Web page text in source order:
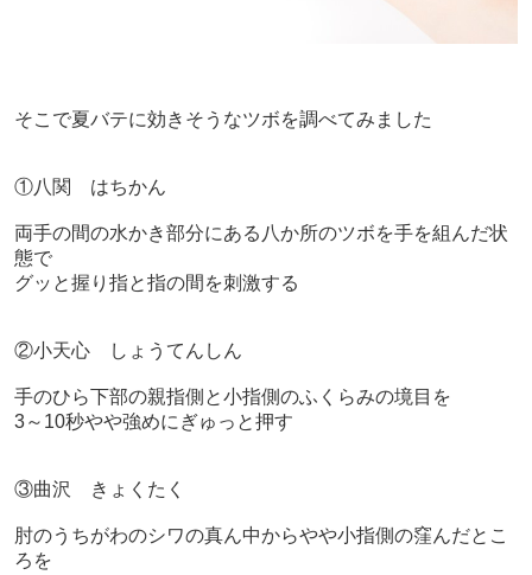
そこで夏バテに効きそうなツボを調べてみました
①八関 はちかん
両手の間の水かき部分にある八か所のツボを手を組んだ状
態で
グッと握り指と指の間を刺激する
②小天心 しょうてんしん
手のひら下部の親指側と小指側のふくらみの境目を
3～10秒やや強めにぎゅっと押す
③曲沢 きょくたく
肘のうちがわのシワの真ん中からやや小指側の窪んだとこ
ろを